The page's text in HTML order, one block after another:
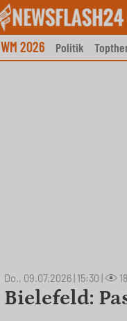
WM 2026 Politik
Do., 09.07.2026 | 15:30 18
Bielefeld: